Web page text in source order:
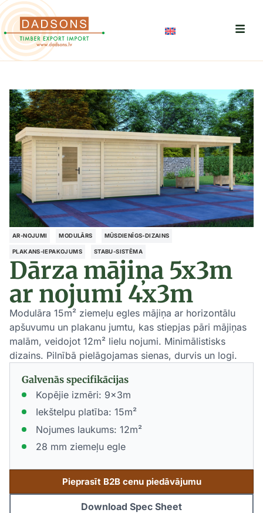
AR-NOJUMI MODULĀRS MŪSDIENĪGS-DIZAINS
PLAKANS-IEPAKOJUMS STABU-SISTĒMA
Dārza mājiņa 5x3m
ar nojumi 4x3m
Modulāra 15m² ziemeļu egles mājiņa ar horizontālu
apšuvumu un plakanu jumtu, kas stiepjas pāri mājiņas
malām, veidojot 12m² lielu nojumi. Minimālistisks
dizains. Pilnībā pielāgojamas sienas, durvis un logi.
Galvenās specifikācijas
Kopējie izmēri: 9x3m
Iekštelpu platība: 15m²
Nojumes laukums: 12m²
28 mm ziemeļu egle
Pieprasīt B2B cenu piedāvājumu
Download Spec Sheet